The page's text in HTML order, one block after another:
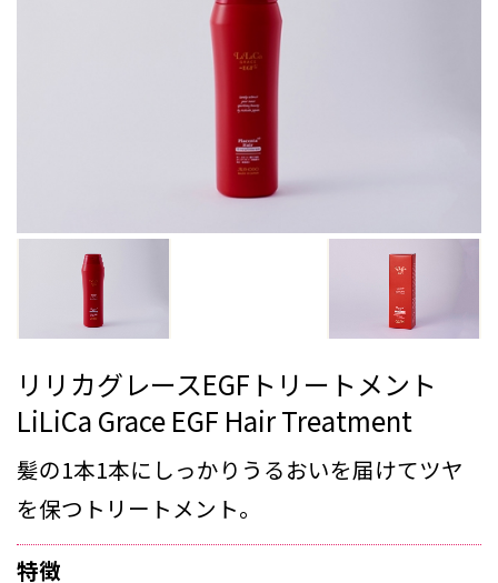
リリカグレースEGFトリートメント
LiLiCa Grace EGF Hair Treatment
髪の1本1本にしっかりうるおいを届けてツヤ
を保つトリートメント。
特徴